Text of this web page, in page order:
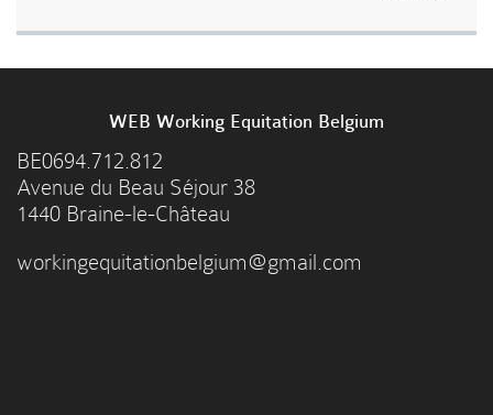
WEB Working Equitation Belgium
BE0694.712.812
Avenue du Beau Séjour 38
1440 Braine-le-Château
workingequitationbelgium@gmail.com